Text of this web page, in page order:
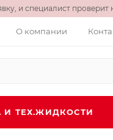
и специалист
О компании
И ТЕХ.ЖИДКОСТИ